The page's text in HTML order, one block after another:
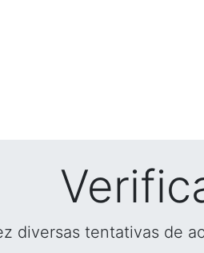
diversas tentativas de